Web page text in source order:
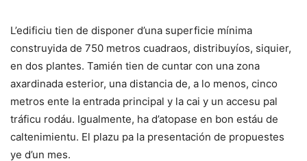
L’edificiu tien de disponer d’una superficie mínima
construyida de 750 metros cuadraos, distribuyíos, siquier,
en dos plantes. Tamién tien de cuntar con una zona
axardinada esterior, una distancia de, a lo menos, cinco
metros ente la entrada principal y la cai y un accesu pal
tráficu rodáu. Igualmente, ha d’atopase en bon estáu de
caltenimientu. El plazu pa la presentación de propuestes
ye d’un mes.